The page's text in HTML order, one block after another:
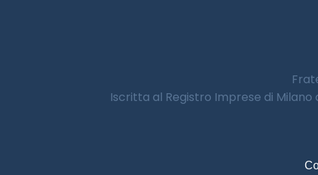
Iscritta al Registro Imprese di Milano